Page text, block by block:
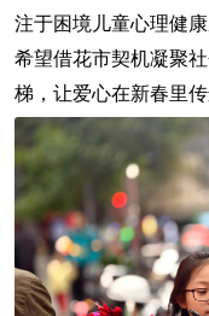
注于困境儿童心理健
希望借花市契机凝聚
梯，让爱心在新春里传